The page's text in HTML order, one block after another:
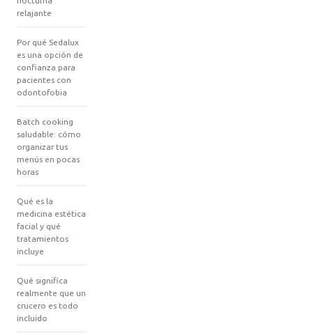
relajante
Por qué Sedalux
es una opción de
confianza para
pacientes con
odontofobia
Batch cooking
saludable: cómo
organizar tus
menús en pocas
horas
Qué es la
medicina estética
facial y qué
tratamientos
incluye
Qué significa
realmente que un
crucero es todo
incluido